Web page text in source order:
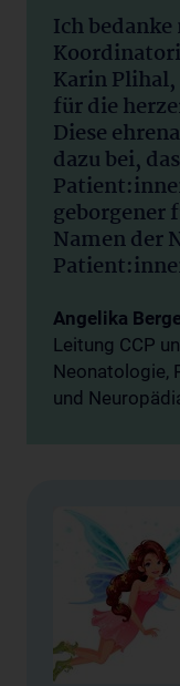
Ich
Karin
für die
Diese
dazu bei,
geborgener
Namen der
Angelika
Leitung CCP
Neonatologie,
und